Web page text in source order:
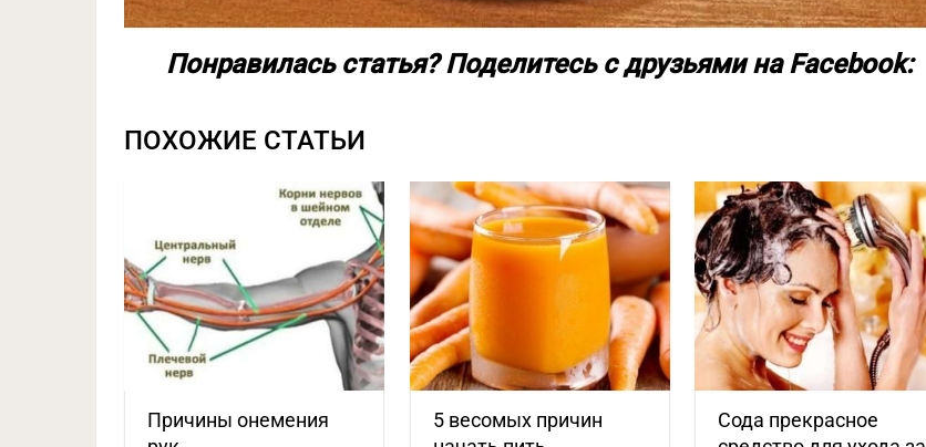
Понравилась статья? Поделитесь с друзьями на Facebook:
ПОХОЖИЕ СТАТЬИ
Причины онемения
5 весомых причин
Сода прекрасное